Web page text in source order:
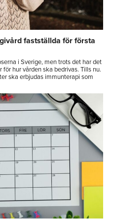
fastställda för första
i Sverige, men trots det har det
hur vården ska bedrivas. Tills nu.
ska erbjudas immunterapi som